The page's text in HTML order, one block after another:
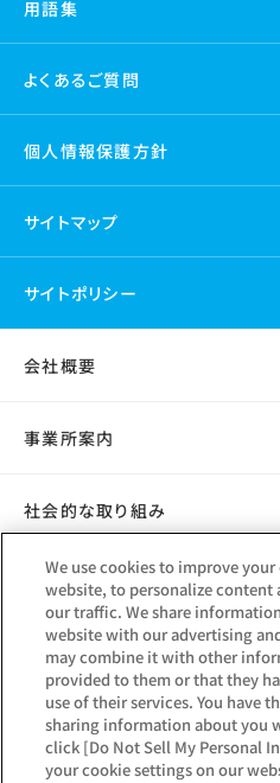
用語集
よくあるご質問
個人情報保護方針
サイトマップ
サイトポリシー
会社概要
事業所案内
社会的な取り組み
採用情報
グループ会社
We use cookies to improve
website, to personalize content
our traffic. We share
website with our advertising
may combine it with other
provided to them or that they
use of their services. You have
sharing information about you
click [Do Not Sell My Personal
your cookie settings on our